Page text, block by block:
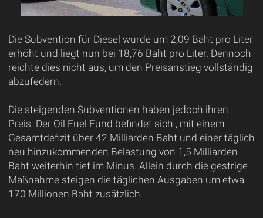
Die Subvention für Diesel wurde um 2,09 Baht pro Liter
erhöht und liegt nun bei 18,76 Baht pro Liter. Dennoch
reichte dies nicht aus, um den Preisanstieg vollständig
abzufedern.
Die steigenden Subventionen haben jedoch ihren
Preis. Der Oil Fuel Fund befindet sich , mit einem
Gesamtdefizit über 42 Milliarden Baht und einer täglich
neu hinzukommenden Belastung von 1,5 Milliarden
Baht weiterhin tief im Minus. Allein durch die gestrige
Maßnahme steigen die täglichen Ausgaben um etwa
170 Millionen Baht zusätzlich.